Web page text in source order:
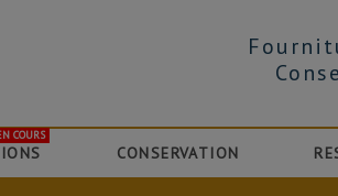
COURS
CONSERVATION